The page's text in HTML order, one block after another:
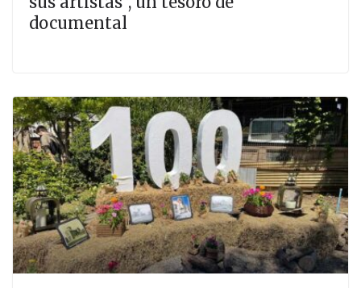
documental